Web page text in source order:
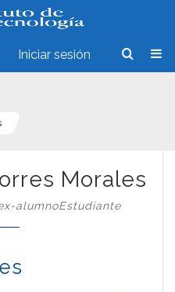
Iniciar sesión
Morales
alumnoEstudiante